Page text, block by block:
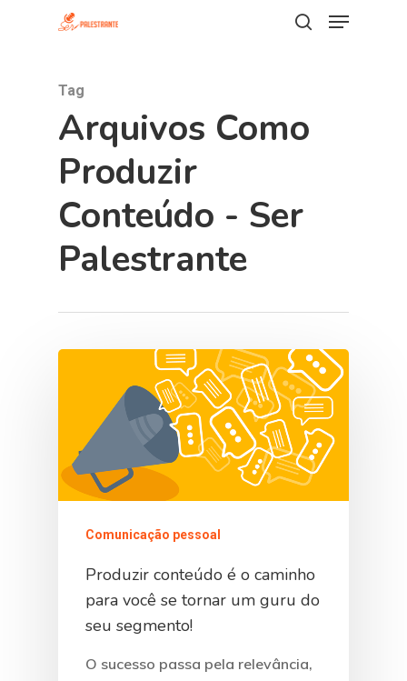
Tag
Arquivos Como
Produzir
Conteúdo - Ser
Palestrante
Comunicação pessoal
Produzir conteúdo é o caminho
para você se tornar um guru do
seu segmento!
O sucesso passa pela relevância,